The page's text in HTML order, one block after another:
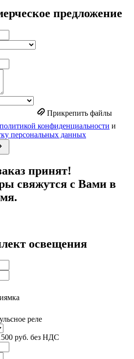
предложение
Прикрепить файлы
политикой конфиденциальности и
персональных данных
принят!
свяжутся с Вами в
освещения
реле
руб. без НДС